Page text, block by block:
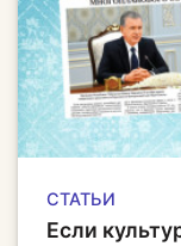
СТАТЬИ
Если